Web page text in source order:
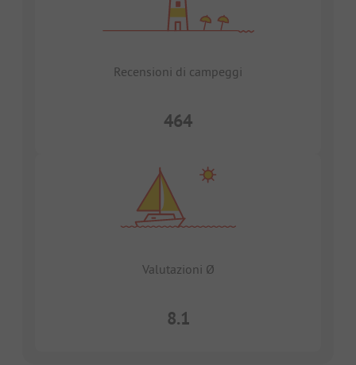
Recensioni di campeggi
464
Valutazioni Ø
8.1